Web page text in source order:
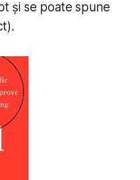
și se poate spune